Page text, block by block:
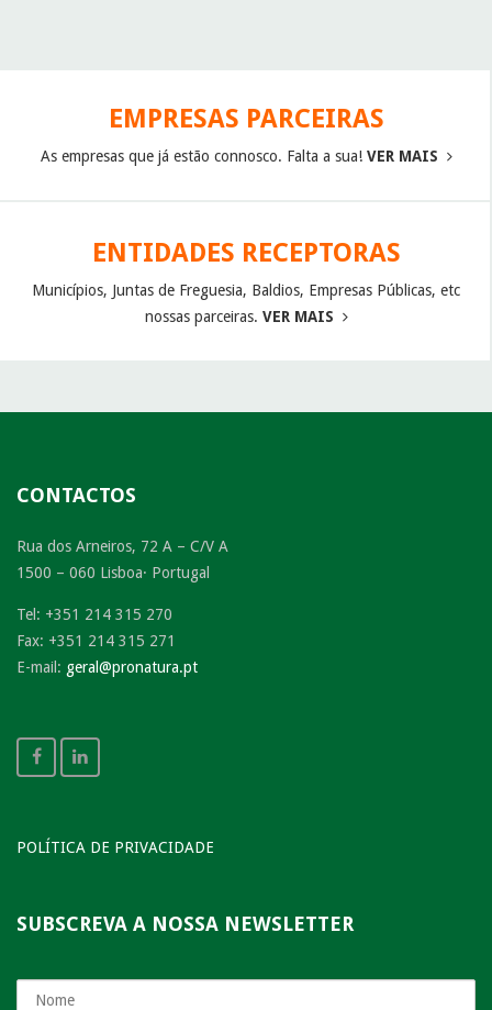
EMPRESAS PARCEIRAS
As empresas que já estão connosco. Falta a sua! VER MAIS
ENTIDADES RECEPTORAS
Municípios, Juntas de Freguesia, Baldios, Empresas Públicas, etc
nossas parceiras. VER MAIS
CONTACTOS
Rua dos Arneiros, 72 A – C/V A
1500 – 060 Lisboa· Portugal
Tel: +351 214 315 270
Fax: +351 214 315 271
E-mail: geral@pronatura.pt
POLÍTICA DE PRIVACIDADE
SUBSCREVA A NOSSA NEWSLETTER